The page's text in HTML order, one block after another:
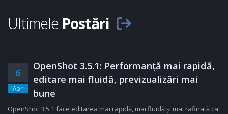
Ultimele Postări
6
Apr
OpenShot 3.5.1: Performanță mai rapidă,
editare mai fluidă, previzualizări mai
bune
OpenShot 3.5.1 face editarea mai rapidă, mai fluidă și mai rafinată ca